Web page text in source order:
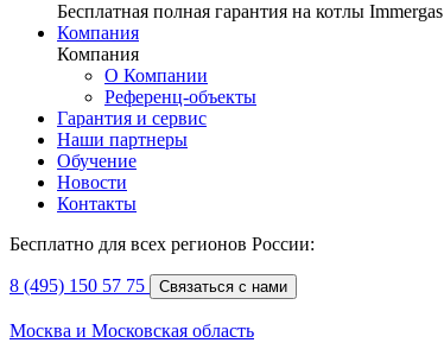
Бесплатная полная гарантия на котлы Immergas
Компания
Компания
О Компании
Референц-объекты
Гарантия и сервис
Наши партнеры
Обучение
Новости
Контакты
Бесплатно для всех регионов России:
8 (495) 150 57 75 Связаться с нами
Москва и Московская область